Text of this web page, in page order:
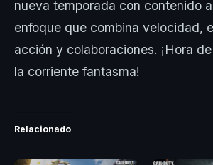
nueva temporada con contenido
enfoque que combina velocidad,
acción y colaboraciones. ¡Hora
la corriente fantasma!
Relacionado